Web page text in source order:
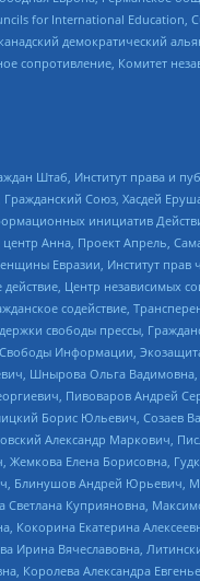
for International Education,
демократический
сопротивление, Комитет
Штаб, Институт права и
Союз, Хасдей
инициатив
Анна, Проект Апрель,
Евразии, Институт прав
Центр независимых
содействие,
свободы прессы,
Информации,
Шнырова Ольга
Пивоваров Андрей
Борис Юльевич, Созаев
Александр Маркович,
Жемкова Елена Борисовна,
Блинушов Андрей Юрьевич,
Куприяновна,
Кокорина Екатерина
Ирина Вячеславовна,
Королева Александра